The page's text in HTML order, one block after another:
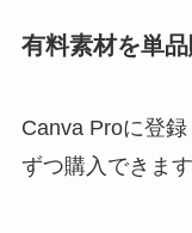
有料素材を単
Canva Proに登
ずつ購入できます